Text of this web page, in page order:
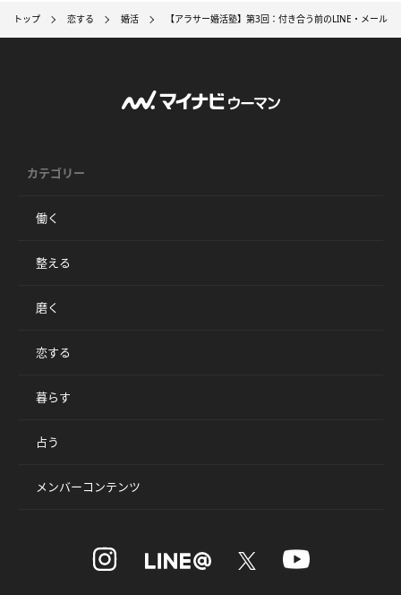
トップ 恋する 婚活 【アラサー婚活塾】第3回：付き合う前のLINE・メールの
カテゴリー
働く
整える
磨く
恋する
暮らす
占う
メンバーコンテンツ